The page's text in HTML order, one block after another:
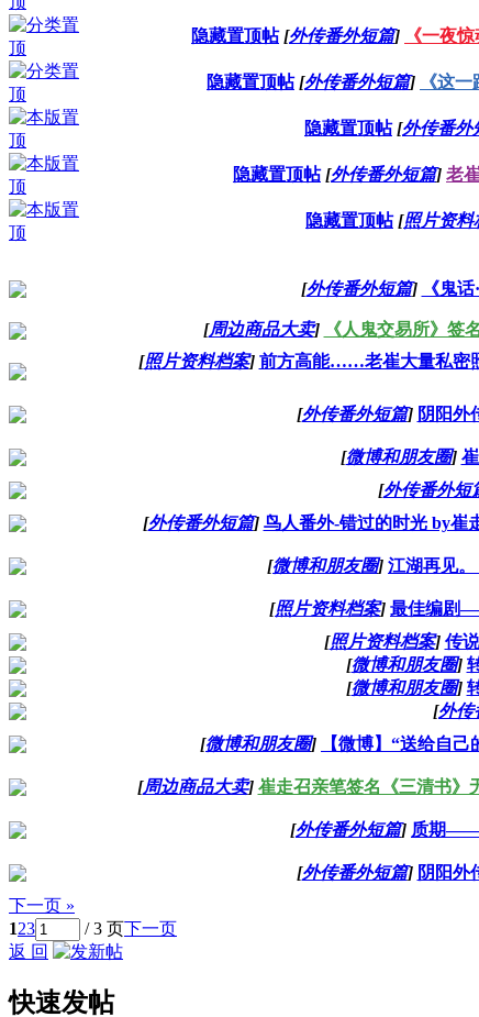
隐藏置顶帖 [外传番外短篇] 《一夜
隐藏置顶帖 [外传番外短篇] 《这
隐藏置顶帖 [外传番外
隐藏置顶帖 [外传番外短篇] 老
隐藏置顶帖 [照片资料
[外传番外短篇] 《鬼
[周边商品大卖] 《人鬼交易所》签
[照片资料档案] 前方高能……老崔大量私密
[外传番外短篇] 阴阳外
[微博和朋友圈]
[外传番外短
[外传番外短篇] 鸟人番外-错过的时光 by崔
[微博和朋友圈] 江湖再见。
[照片资料档案] 最佳编剧
[照片资料档案] 传
[微博和朋友圈]
[微博和朋友圈]
[外传
[微博和朋友圈] 【微博】“送给自
[周边商品大卖] 崔走召亲笔签名《三清书》
[外传番外短篇] 质期
[外传番外短篇] 阴阳外
下一页 »
123 / 3 页下一页
返 回
快速发帖